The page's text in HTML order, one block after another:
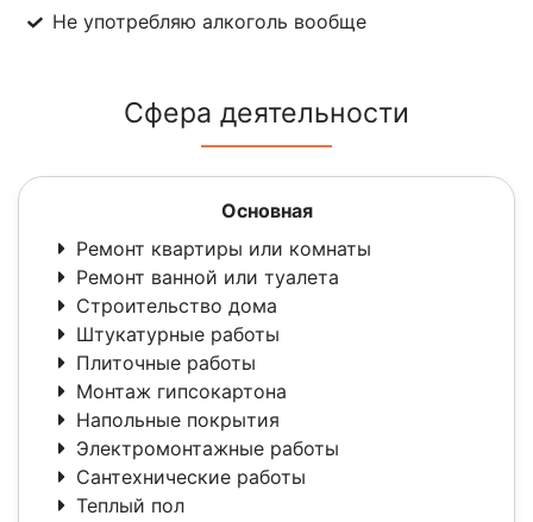
Не употребляю алкоголь вообще
Сфера деятельности
Основная
Ремонт квартиры или комнаты
Ремонт ванной или туалета
Строительство дома
Штукатурные работы
Плиточные работы
Монтаж гипсокартона
Напольные покрытия
Электромонтажные работы
Сантехнические работы
Теплый пол